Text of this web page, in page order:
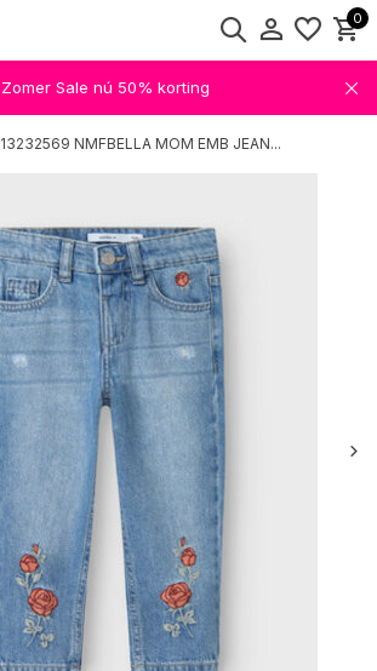
0
Zomer Sale nú 50% korting
13232569 NMFBELLA MOM EMB JEAN...